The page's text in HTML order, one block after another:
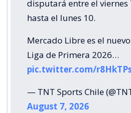
disputará entre el viernes
hasta el lunes 10.
Mercado Libre es el
Liga de Primera 2026…
pic.twitter.com/
— TNT Sports Chile
August 7, 2026